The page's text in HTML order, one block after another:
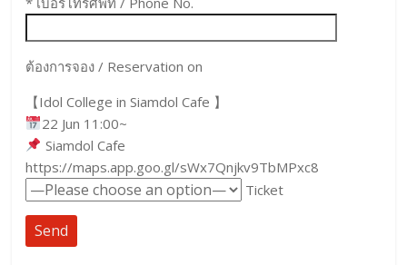
ต้องการจอง / Reservation on
【Idol College in Siamdol Cafe 】
22 Jun 11:00~
Siamdol Cafe
https://maps.app.goo.gl/sWx7Qnjkv9TbMPxc8
Ticket